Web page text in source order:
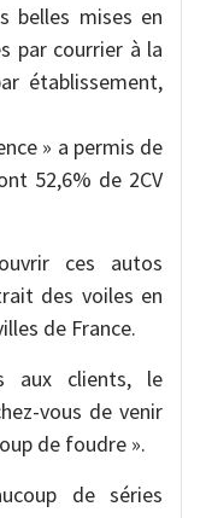
belles mises en
par courrier à la
établissement,
» a permis de
52,6% de 2CV
ces autos
des voiles en
de France.
aux clients, le
vous de venir
de foudre ».
de séries